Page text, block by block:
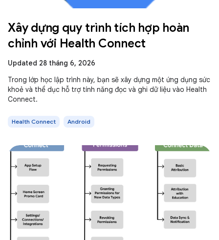
Xây dựng quy trình tích hợp hoàn
chỉnh với Health Connect
Updated 28 tháng 6, 2026
Trong lớp học lập trình này, bạn sẽ xây dựng một ứng dụng sức
khoẻ và thể dục hỗ trợ tính năng đọc và ghi dữ liệu vào Health
Connect.
Health Connect Android